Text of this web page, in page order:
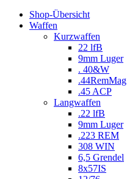
Shop-Übersicht
Waffen
Kurzwaffen
22 lfB
9mm Luger
. 40&W
.44RemMag
.45 ACP
Langwaffen
.22 lfB
9mm Luger
.223 REM
308 WIN
6,5 Grendel
8x57IS